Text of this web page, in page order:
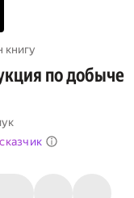
книгу
по добыче